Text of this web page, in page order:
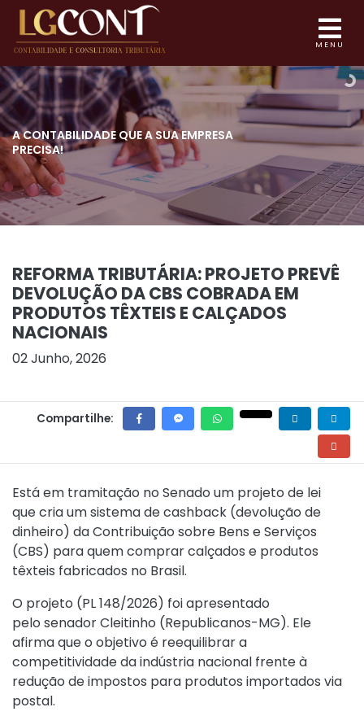
MENU
A CONTABILIDADE QUEA SUA EMPRESA
PRECISA!
REFORMA TRIBUTÁRIA: PROJETO PREVÊ
DEVOLUÇÃO DA CBS COBRADA EM
PRODUTOS TÊXTEIS E CALÇADOS
NACIONAIS
02 Junho, 2026
Compartilhe:
Está em tramitação no Senado um projeto de lei
que cria um sistema de cashback (devolução de
dinheiro) da Contribuição sobre Bens e Serviços
(CBS) para quem comprar calçados e produtos
têxteis fabricados no Brasil.
O projeto (PL 148/2026) foi apresentado
pelo senador Cleitinho (Republicanos-MG). Ele
afirma que o objetivo é reequilibrar a
competitividade da indústria nacional frente à
redução de impostos para produtos importados via
postal.